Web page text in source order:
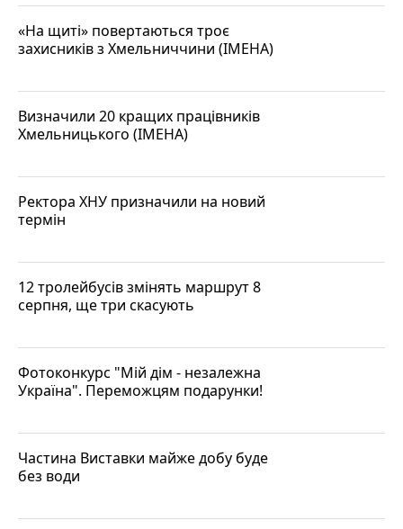
«На щиті» повертаються троє
захисників з Хмельниччини (ІМЕНА)
Визначили 20 кращих працівників
Хмельницького (ІМЕНА)
Ректора ХНУ призначили на новий
термін
12 тролейбусів змінять маршрут 8
серпня, ще три скасують
Фотоконкурс "Мій дім - незалежна
Україна". Переможцям подарунки!
Частина Виставки майже добу буде
без води